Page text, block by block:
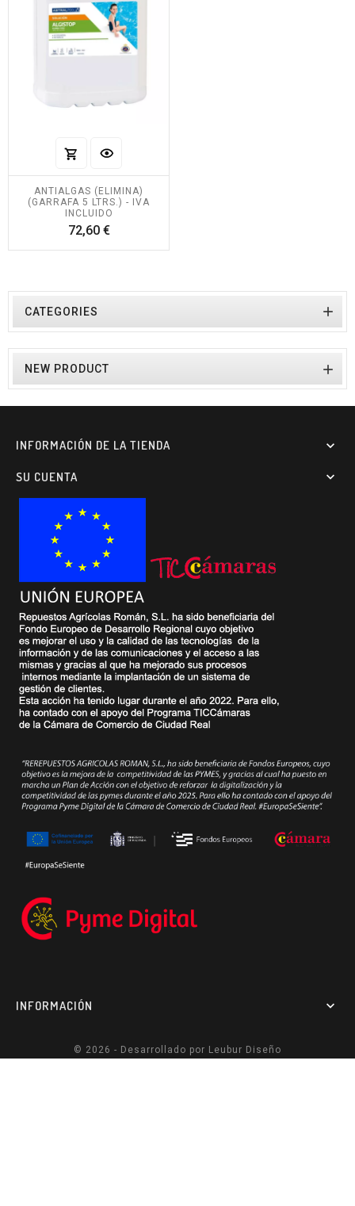
ANTIALGAS (ELIMINA)
(GARRAFA 5 LTRS.) - IVA
INCLUIDO
72,60 €Precio
CATEGORIES 
NEW PRODUCT 
INFORMACIÓN DE LA TIENDA 
SU CUENTA 
INFORMACIÓN 
© 2026 - Desarrollado por Leubur Diseño